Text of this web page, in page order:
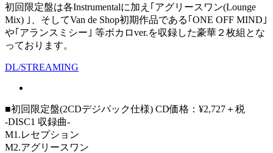
初回限定盤は各Instrumentalに加え｢アグリースワン(Lounge
Mix) ｣、そしてVan de Shop初期作品である｢ONE OFF MIND｣
や｢アランスミシー｣ 等ボカロver.を収録した豪華２枚組とな
っております。
DL/STREAMING
■初回限定盤(2CDデジパック仕様) CD価格：¥2,727＋税
-DISC1 収録曲-
M1.レセプション
M2.アグリースワン